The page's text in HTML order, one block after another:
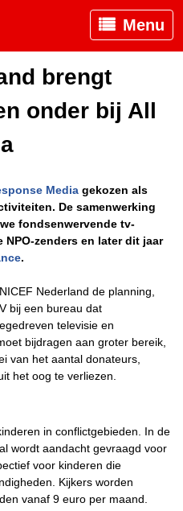
Menu
brengt
onder bij All
Media gekozen als
De samenwerking
fondsenwervende tv-
NPO-zenders en later dit jaar
.
Nederland de planning,
bij een bureau dat
televisie en
bijdragen aan groter bereik,
van het aantal donateurs,
het oog te verliezen.
in conflictgebieden. In de
wordt aandacht gevraagd voor
voor kinderen die
Kijkers worden
vanaf 9 euro per maand.